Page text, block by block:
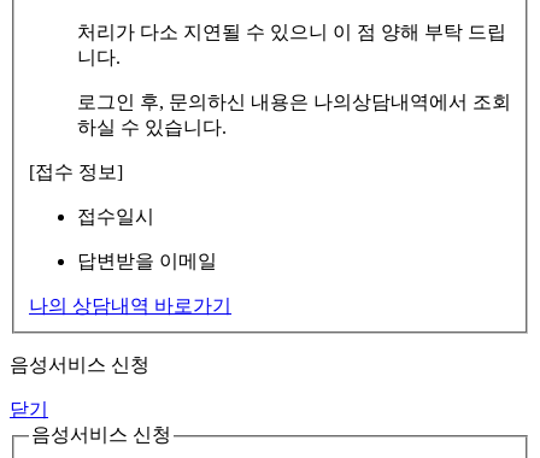
처리가 다소 지연될 수 있으니 이 점 양해 부탁 드립
니다.
로그인 후, 문의하신 내용은 나의상담내역에서 조회
하실 수 있습니다.
[접수 정보]
접수일시
답변받을 이메일
나의 상담내역 바로가기
음성서비스 신청
닫기
음성서비스 신청